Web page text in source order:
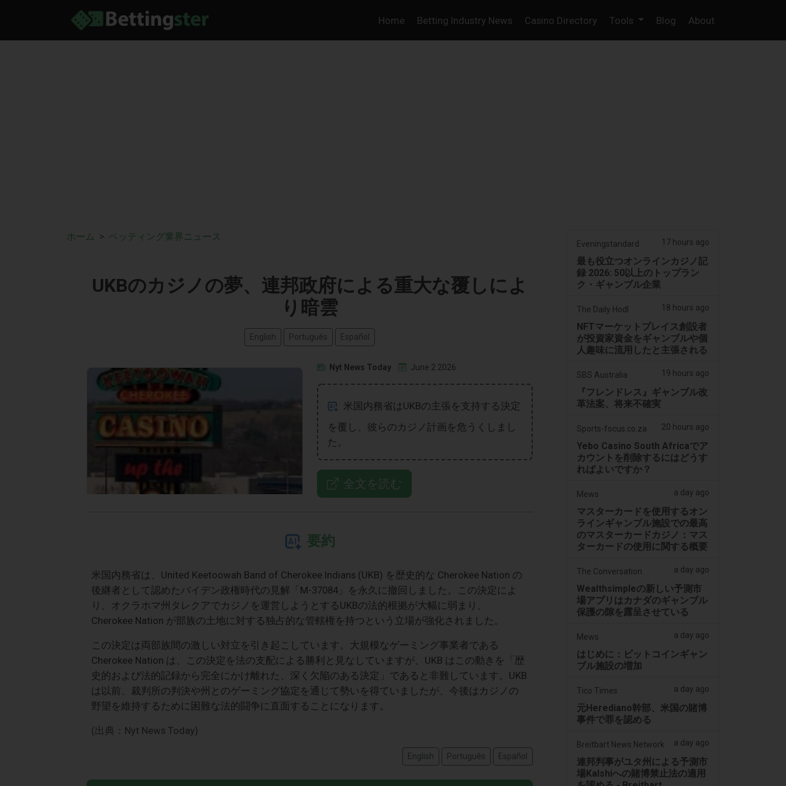
Home Betting Industry News Casino Directory Tools Blog About
ホーム ベッティング業界ニュース
UKBのカジノの夢、連邦政府による重大な覆しによ
り暗雲
English Português Español
Nyt News Today June 2 2026
米国内務省はUKBの主張を支持する決定
を覆し、彼らのカジノ計画を危うくしまし
た。
全文を読む
要約
米国内務省は、United Keetoowah Band of Cherokee Indians (UKB) を歴史的な Cherokee Nation の
後継者として認めたバイデン政権時代の見解「M-37084」を永久に撤回しました。この決定によ
り、オクラホマ州タレクアでカジノを運営しようとするUKBの法的根拠が大幅に弱まり、
Cherokee Nation が部族の土地に対する独占的な管轄権を持つという立場が強化されました。
この決定は両部族間の激しい対立を引き起こしています。大規模なゲーミング事業者である
Cherokee Nation は、この決定を法の支配による勝利と見なしていますが、UKB はこの動きを「歴
史的および法的記録から完全にかけ離れた、深く欠陥のある決定」であると非難しています。UKB
は以前、裁判所の判決や州とのゲーミング協定を通じて勢いを得ていましたが、今後はカジノの
野望を維持するために困難な法的闘争に直面することになります。
(出典：Nyt News Today)
English Português Español
Eveningstandard 17 hours ago
最も役立つオンラインカジノ記
録 2026: 50以上のトップラン
ク・ギャンブル企業
The Daily Hodl 18 hours ago
NFTマーケットプレイス創設者
が投資家資金をギャンブルや個
人趣味に流用したと主張される
SBS Australia 19 hours ago
『フレンドレス』ギャンブル改
革法案、将来不確実
Sports-focus.co.za 20 hours ago
Yebo Casino South Africaでア
カウントを削除するにはどうす
ればよいですか？
Mews a day ago
マスターカードを使用するオン
ラインギャンブル施設での最高
のマスターカードカジノ：マス
ターカードの使用に関する概要
The Conversation a day ago
Wealthsimpleの新しい予測市
場アプリはカナダのギャンブル
保護の隙を露呈させている
Mews a day ago
はじめに：ビットコインギャン
ブル施設の増加
Tico Times a day ago
元Herediano幹部、米国の賭博
事件で罪を認める
Breitbart News Network a day ago
連邦判事がユタ州による予測市
場Kalshiへの賭博禁止法の適用